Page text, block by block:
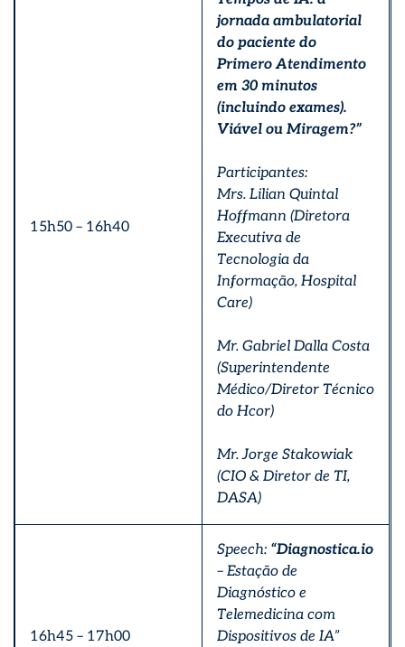
15h50 – 16h40
jornada ambulatorial
do paciente do
Primero Atendimento
em 30 minutos
(incluindo exames).
Viável ou Miragem?”
Participantes:
Mrs. Lilian Quintal
Hoffmann (Diretora
Executiva de
Tecnologia da
Informação, Hospital
Care)
Mr. Gabriel Dalla Costa
(Superintendente
Médico/Diretor Técnico
do Hcor)
Mr. Jorge Stakowiak
(CIO & Diretor de TI,
DASA)
16h45 – 17h00
Speech: “Diagnostica.io
– Estação de
Diagnóstico e
Telemedicina com
Dispositivos de IA”